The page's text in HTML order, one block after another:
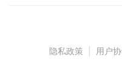
隐私政策 用户